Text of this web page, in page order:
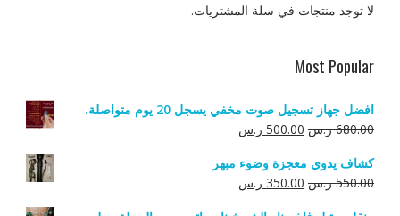
لا توجد منتجات في سلة المشتريات.
Most Popular
افضل جهاز تسجيل صوت مخفي يسجل 20 يوم متواصلة.
680.00 ر.س السعر
هو:
680.00 ر.س.
500.00 ر.سالسعر
هو:
500.00 ر.س.
كشاف يدوي معجزة وضوء مبهر
550.00 ر.س السعر
350.00 ر.سالسعر